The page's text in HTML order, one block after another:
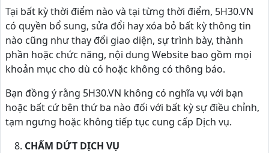
Tại bất kỳ thời điểm nào và tại từng thời điểm, 5H30.VN
có quyền bổ sung, sửa đổi hay xóa bỏ bất kỳ thông tin
nào cũng như thay đổi giao diện, sự trình bày, thành
phần hoặc chức năng, nội dung Website bao gồm mọi
khoản mục cho dù có hoặc không có thông báo.
Bạn đồng ý rằng 5H30.VN không có nghĩa vụ với bạn
hoặc bất cứ bên thứ ba nào đối với bất kỳ sự điều chỉnh,
tạm ngưng hoặc không tiếp tục cung cấp Dịch vụ.
CHẤM DỨT DỊCH VỤ